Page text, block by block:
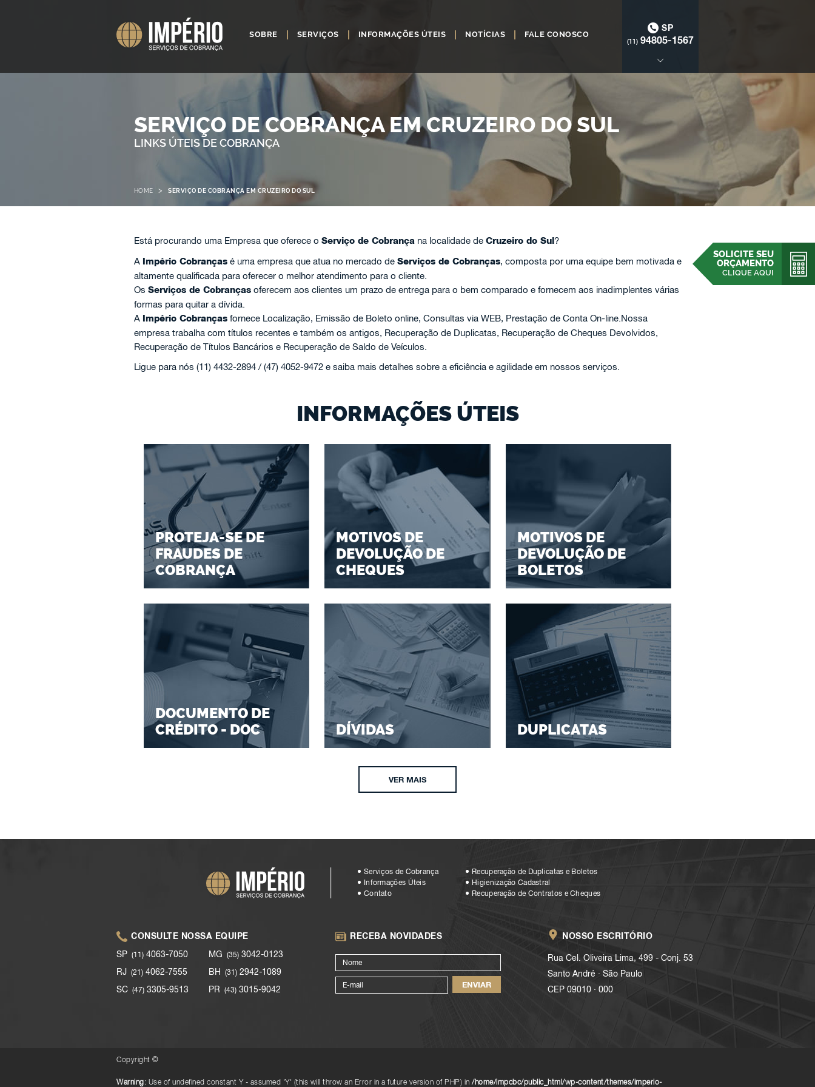
SOBRE SERVIÇOS INFORMAÇÕES ÚTEIS NOTÍCIAS FALE CONOSCO
SP
(11) 94805-1567
SOLICITE SEU
ORÇAMENTO
CLIQUE AQUI
SERVIÇO DE COBRANÇA EM CRUZEIRO DO SUL
LINKS ÚTEIS DE COBRANÇA
HOME > SERVIÇO DE COBRANÇA EM CRUZEIRO DO SUL
Está procurando uma Empresa que oferece o Serviço de Cobrança na localidade de Cruzeiro do Sul?
A Império Cobrançasé uma empresa que atua no mercado de Serviços de Cobranças, composta por uma equipe bem motivada e
altamente qualificada para oferecer o melhor atendimento para o cliente.
Os Serviços de Cobrançasoferecem aos clientes um prazo de entrega para o bem comparado e fornecem aos inadimplentes várias
formas para quitar a dívida.
A Império Cobrançasfornece Localização, Emissão de Boleto online, Consultas via WEB, Prestação de Conta On-line.Nossa
empresa trabalha com títulos recentes e também os antigos, Recuperação de Duplicatas, Recuperação de Cheques Devolvidos,
Recuperação de Títulos Bancários e Recuperação de Saldo de Veículos.
Ligue para nós (11) 4432-2894 / (47) 4052-9472 e saiba mais detalhes sobre a eficiência e agilidade em nossos serviços.
INFORMAÇÕES ÚTEIS
PROTEJA-SE DE
FRAUDES DE
COBRANÇA
MOTIVOS DE
DEVOLUÇÃO DE
CHEQUES
MOTIVOS DE
DEVOLUÇÃO DE
BOLETOS
DOCUMENTO DE
CRÉDITO - DOC
DÍVIDAS DUPLICATAS
VER MAIS
Serviços de Cobrança
Informações Úteis
Contato
Recuperação de Duplicatas e Boletos
Higienização Cadastral
Recuperação de Contratos e Cheques
CONSULTE NOSSA EQUIPE
SP (11) 4063-7050
RJ (21) 4062-7555
SC (47) 3305-9513
MG (35) 3042-0123
BH (31) 2942-1089
PR (43) 3015-9042
RECEBA NOVIDADES NOSSO ESCRITÓRIO
Rua Cel. Oliveira Lima, 499 - Conj. 53
Santo André . São Paulo
CEP 09010 . 000
Copyright ©
Warning: Use of undefined constant Y - assumed 'Y' (this will throw an Error in a future version of PHP) in /home/impcbc/public_html/wp-content/themes/imperio-